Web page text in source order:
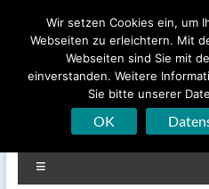
InhaltEMS
Ringstr. 9-11 ▪
Wir setzen Cookies ein, um
Webseiten zu erleichtern. Mit
Webseiten sind Sie mit
einverstanden. Weitere
Sie bitte unserer
OK